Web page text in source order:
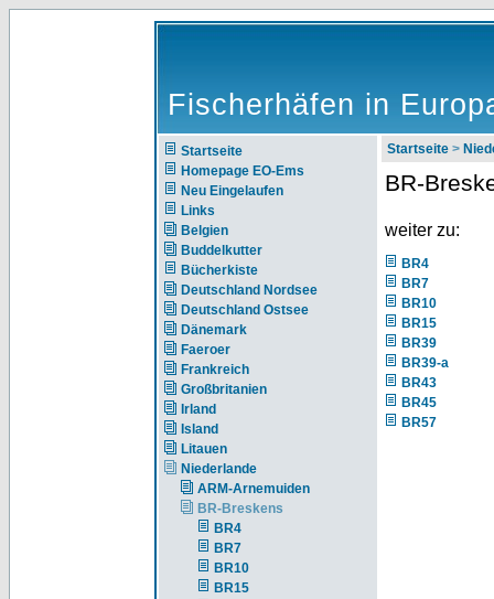
Fischerhäfen in
Startseite
Homepage EO-Ems
Neu Eingelaufen
Links
Belgien
Buddelkutter
Bücherkiste
Deutschland Nordsee
Deutschland Ostsee
Dänemark
Faeroer
Frankreich
Großbritanien
Irland
Island
Litauen
Niederlande
ARM-Arnemuiden
BR-Breskens
BR4
BR7
BR10
BR15
Startseite >
BR-
weiter zu:
BR4
BR7
BR10
BR15
BR39
BR39-a
BR43
BR45
BR57